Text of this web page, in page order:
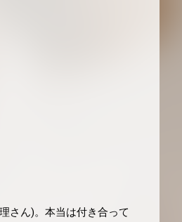
さん)。本当は付き合って